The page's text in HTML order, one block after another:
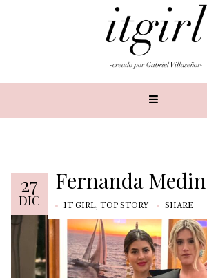
27
DIC
Fernanda
IT GIRL, TOP STORY SHARE